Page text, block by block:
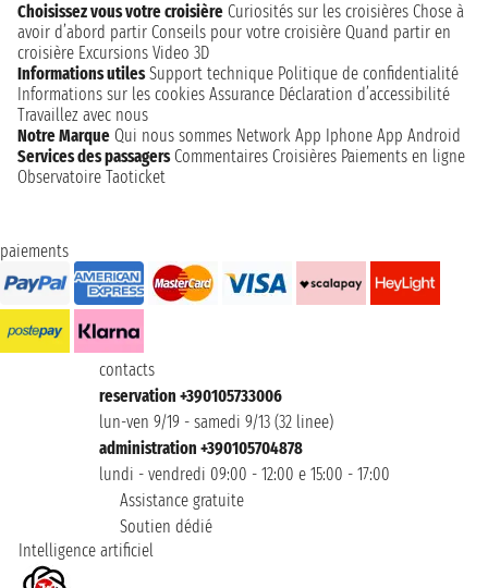
Choisissez vous votre croisière Curiosités sur les croisières Chose à
avoir d’abord partir Conseils pour votre croisière Quand partir en
croisière Excursions Video 3D
Informations utiles Support technique Politique de confidentialité
Informations sur les cookies Assurance Déclaration d’accessibilité
Travaillez avec nous
Notre Marque Qui nous sommes Network App Iphone App Android
Services des passagers Commentaires Croisières Paiements en ligne
Observatoire Taoticket
paiements
contacts
reservation +390105733006
lun-ven 9/19 - samedi 9/13 (32 linee)
administration +390105704878
lundi - vendredi 09:00 - 12:00 e 15:00 - 17:00
Assistance gratuite
Soutien dédié
Intelligence artificiel